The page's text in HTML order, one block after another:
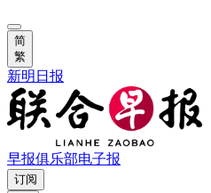
简
繁
新明日报
早报俱乐部电子报
订阅